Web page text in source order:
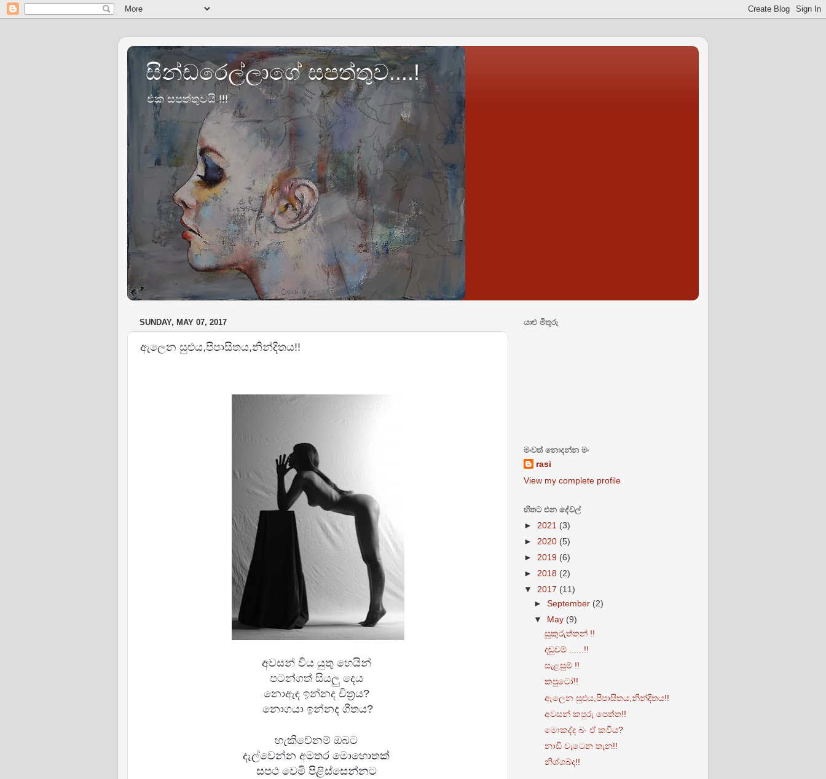
සින්ඩරෙල්ලාගේ සපත්තුව....!
එක සපත්තුවයි !!!
SUNDAY, MAY 07, 2017
ඇලෙන සුළුය,පිපාසිතය,නින්දිතය!!
අවසන් විය යුතු හෙයින්
පටන්ගත් සියලු දෙය
නොඇඳ ඉන්නද චිත්‍රය?
නොගයා ඉන්නද ගීතය?
හැකිවේනම් ඔබට
දැල්වෙන්න අමතර මොහොතක්
සපථ වෙමි පිළිස්සෙන්නට
යාළු මිතුරු
මංවත් නොදන්න මං
rasi
View my complete profile
හිතට එන දේවල්
► 2021 (3)
► 2020 (5)
► 2019 (6)
► 2018 (2)
▼ 2017 (11)
►September (2)
▼
May (9)
සුකුරුත්තන් !!
දඬුවම් ......!!
සැළසුම් !!
කපුටෝ!!
ඇලෙන සුළුය,පිපාසිතය,නින්දිතය!!
අවසන් කපුරු පෙත්ත!!
මොකද්ද බං ඒ කවිය?
නාඩි වැටෙන තැන!!
නිශ්ශබ්ද!!